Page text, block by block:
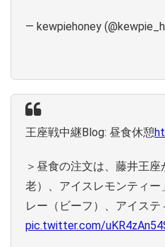
— kewpiehoney
王座戦中継Blog: 昼食休憩
＞昼食の注文は、藤井王
老）、アイスレモンティ
レー（ビーフ）、アイステ
pic.twitter.com/